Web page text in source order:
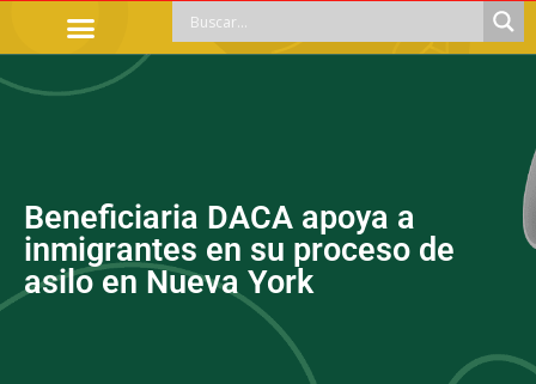
Beneficiaria DACA apoya a
inmigrantes en su proceso de
asilo en Nueva York